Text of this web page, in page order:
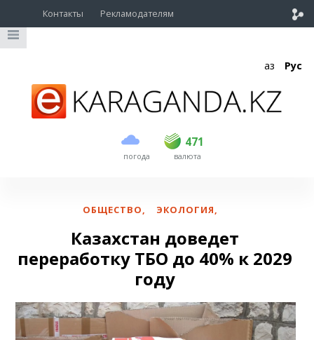
Контакты Рекламодателям
Қаз Рус
погода
471
USD 469.5
EUR валюта
ОБЩЕСТВО, ЭКОЛОГИЯ,
Казахстан доведет
переработку ТБО до 40% к 2029
году